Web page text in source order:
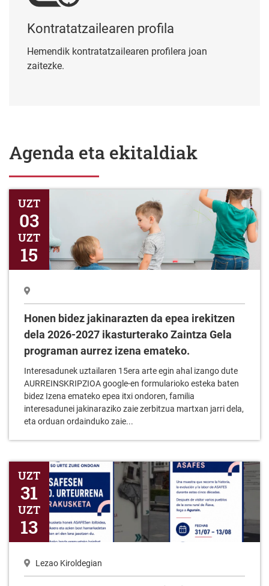
Kontratatzailearen profila
zaitezke.
Agenda eta ekitaldiak
Honen bidez jakinarazten da epea irekitzen dela 2026-2027
03
UZT
15
dela 2026-2027 ikasturterako Zaintza Gela
programan aurrez izena emateko.
AURREINSKRIPZIOA google-en formularioko esteka baten
bidez Izena emateko epea itxi ondoren, familia
interesadunei jakinaraziko zaie zerbitzua martxan jarri dela,
eta orduan ordainduko zaie...
ASAFESEN 50. Urterrena erakusketa
31
UZT
13